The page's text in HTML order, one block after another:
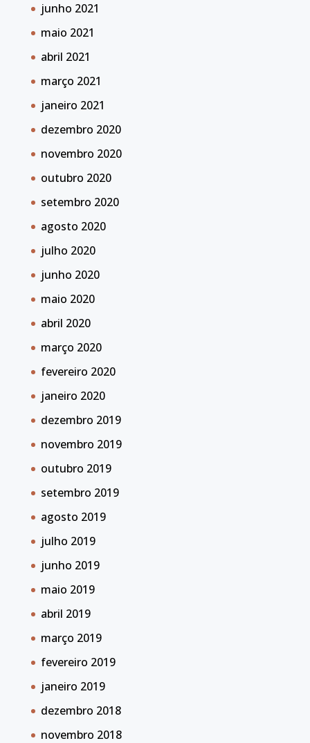
junho 2021
maio 2021
abril 2021
março 2021
janeiro 2021
dezembro 2020
novembro 2020
outubro 2020
setembro 2020
agosto 2020
julho 2020
junho 2020
maio 2020
abril 2020
março 2020
fevereiro 2020
janeiro 2020
dezembro 2019
novembro 2019
outubro 2019
setembro 2019
agosto 2019
julho 2019
junho 2019
maio 2019
abril 2019
março 2019
fevereiro 2019
janeiro 2019
dezembro 2018
novembro 2018